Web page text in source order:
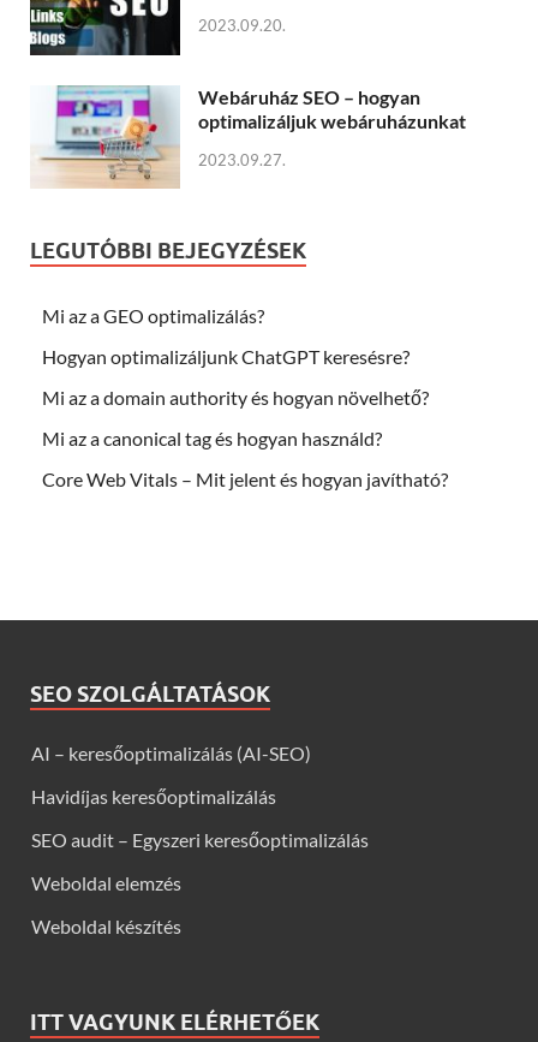
2023.09.20.
Webáruház SEO – hogyan
optimalizáljuk webáruházunkat
2023.09.27.
LEGUTÓBBI BEJEGYZÉSEK
Mi az a GEO optimalizálás?
Hogyan optimalizáljunk ChatGPT keresésre?
Mi az a domain authority és hogyan növelhető?
Mi az a canonical tag és hogyan használd?
Core Web Vitals – Mit jelent és hogyan javítható?
SEO SZOLGÁLTATÁSOK
AI – keresőoptimalizálás (AI-SEO)
Havidíjas keresőoptimalizálás
SEO audit – Egyszeri keresőoptimalizálás
Weboldal elemzés
Weboldal készítés
ITT VAGYUNK ELÉRHETŐEK